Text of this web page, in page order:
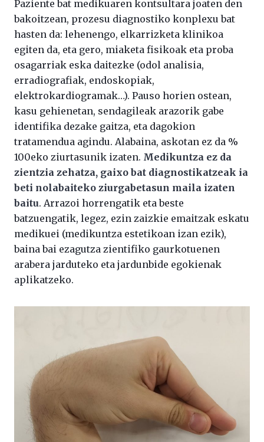
Paziente bat medikuaren kontsultara joaten den
bakoitzean, prozesu diagnostiko konplexu bat
hasten da: lehenengo, elkarrizketa klinikoa
egiten da, eta gero, miaketa fisikoak eta proba
osagarriak eska daitezke (odol analisia,
erradiografiak, endoskopiak,
elektrokardiogramak…). Pauso horien ostean,
kasu gehienetan, sendagileak arazorik gabe
identifika dezake gaitza, eta dagokion
tratamendua agindu. Alabaina, askotan ez da %
100eko ziurtasunik izaten. Medikuntza ez da
zientzia zehatza, gaixo bat diagnostikatzeak ia
beti nolabaiteko ziurgabetasun maila izaten
baitu. Arrazoi horrengatik eta beste
batzuengatik, legez, ezin zaizkie emaitzak eskatu
medikuei (medikuntza estetikoan izan ezik),
baina bai ezagutza zientifiko gaurkotuenen
arabera jarduteko eta jardunbide egokienak
aplikatzeko.